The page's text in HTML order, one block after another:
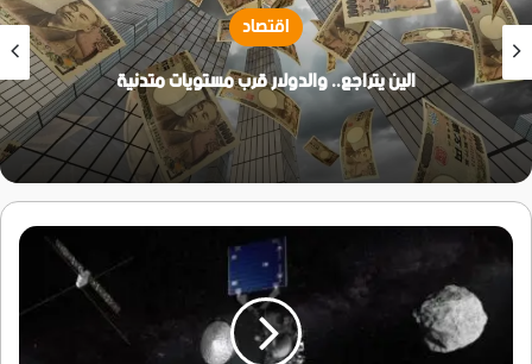
اقتصاد
الين يتراجع.. والدولار قرب مستويات متدنية
تجربة
صينيةلدراسة
نمو
الجنين